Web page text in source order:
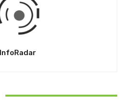
InfoRadar